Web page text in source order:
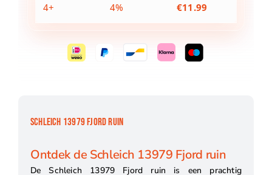
4+ 4% €11.99
SCHLEICH 13979 FJORD RUIN
Ontdek de Schleich 13979 Fjord ruin
De Schleich 13979 Fjord ruin is een prachtig